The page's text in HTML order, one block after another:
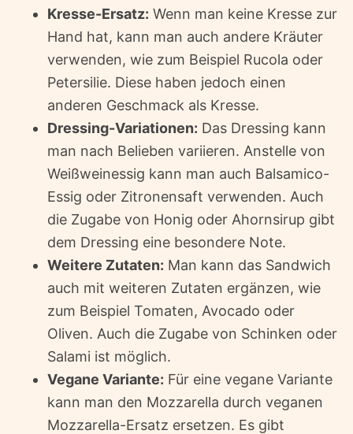
Kresse-Ersatz: Wenn man keine Kresse zur
Hand hat, kann man auch andere Kräuter
verwenden, wie zum Beispiel Rucola oder
Petersilie. Diese haben jedoch einen
anderen Geschmack als Kresse.
Dressing-Variationen: Das Dressing kann
man nach Belieben variieren. Anstelle von
Weißweinessig kann man auch Balsamico-
Essig oder Zitronensaft verwenden. Auch
die Zugabe von Honig oder Ahornsirup gibt
dem Dressing eine besondere Note.
Weitere Zutaten: Man kann das Sandwich
auch mit weiteren Zutaten ergänzen, wie
zum Beispiel Tomaten, Avocado oder
Oliven. Auch die Zugabe von Schinken oder
Salami ist möglich.
Vegane Variante: Für eine vegane Variante
kann man den Mozzarella durch veganen
Mozzarella-Ersatz ersetzen. Es gibt